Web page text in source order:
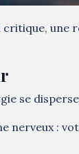
une
se
nerveux :